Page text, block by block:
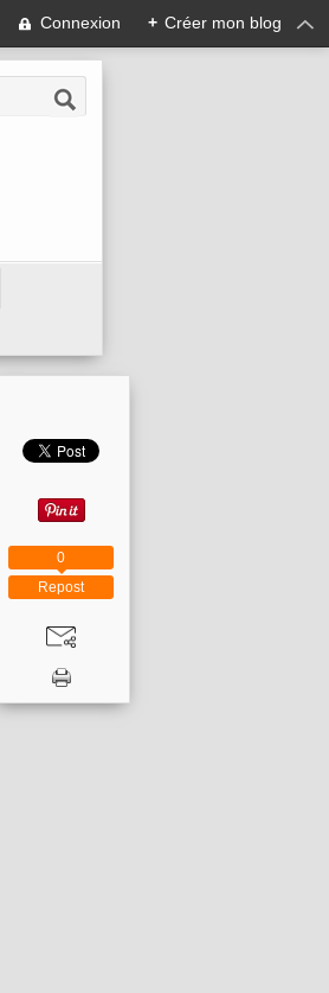
Connexion + Créer mon blog
Repost
0